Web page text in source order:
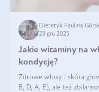
Dietetyk Paulina
23 gru 2025
Jakie witaminy na
kondycję?
Zdrowe włosy i skóra
B, D, A, E), ale też